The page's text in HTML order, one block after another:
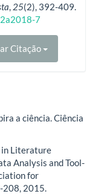
, 25(2), 392-409.
7
Citação
a ciência. Ciência
in Literature
Analysis and Tool-
for
208, 2015.